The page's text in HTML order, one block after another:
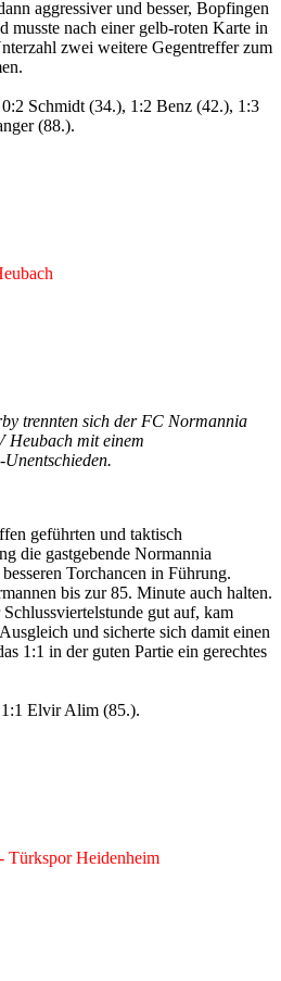
aggressiver und besser, Bopfingen
musste nach einer gelb-roten Karte in
zwei weitere Gegentreffer zum
Schmidt (34.), 1:2 Benz (42.), 1:3
(88.).
trennten sich der FC Normannia
Heubach mit einem
Unentschieden.
geführten und taktisch
die gastgebende Normannia
Torchancen in Führung.
bis zur 85. Minute auch halten.
gut auf, kam
und sicherte sich damit einen
1:1 in der guten Partie ein gerechtes
Elvir Alim (85.).
Türkspor Heidenheim